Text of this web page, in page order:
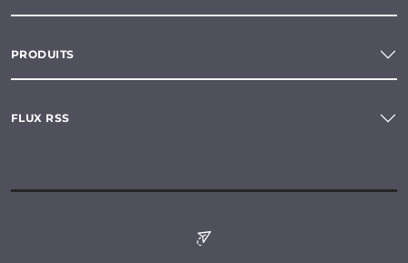
PRODUITS
FLUX RSS